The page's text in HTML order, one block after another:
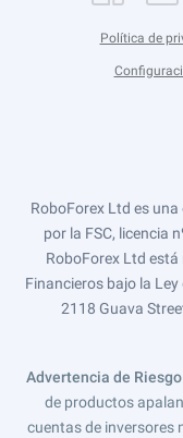
Política de
RoboForex Ltd es
por la FSC, licencia
RoboForex Ltd
Financieros bajo la
2118 Guava
Advertencia de Riesgo
de productos
cuentas de inversores